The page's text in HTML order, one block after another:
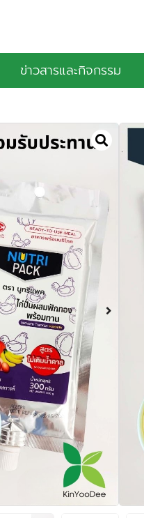
ข่าวสารและกิจกรรม